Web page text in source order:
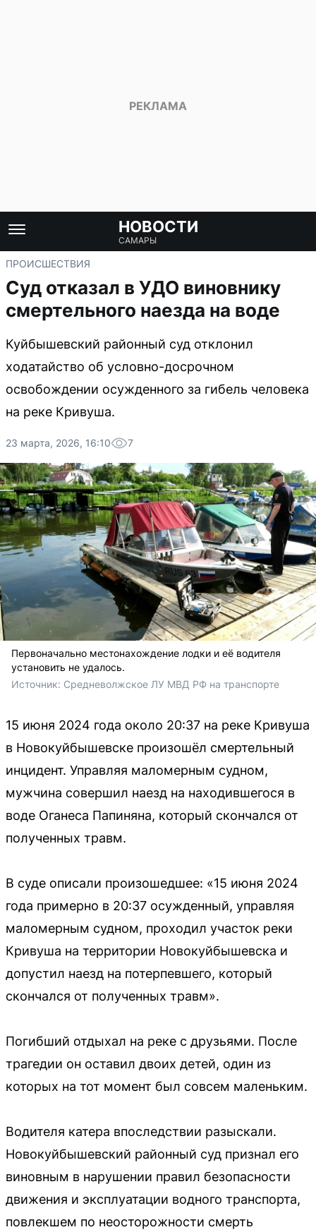
НОВОСТИ
САМАРЫ
ПРОИСШЕСТВИЯ
Суд отказал в УДО виновнику
смертельного наезда на воде
Куйбышевский районный суд отклонил
ходатайство об условно-досрочном
освобождении осужденного за гибель человека
на реке Кривуша.
23 марта, 2026, 16:10 7
Первоначально местонахождение лодки и её водителя
установить не удалось.
Источник: Средневолжское ЛУ МВД РФ на транспорте
15 июня 2024 года около 20:37 на реке Кривуша
в Новокуйбышевске произошёл смертельный
инцидент. Управляя маломерным судном,
мужчина совершил наезд на находившегося в
воде Оганеса Папиняна, который скончался от
полученных травм.
В суде описали произошедшее: «15 июня 2024
года примерно в 20:37 осужденный, управляя
маломерным судном, проходил участок реки
Кривуша на территории Новокуйбышевска и
допустил наезд на потерпевшего, который
скончался от полученных травм».
Погибший отдыхал на реке с друзьями. После
трагедии он оставил двоих детей, один из
которых на тот момент был совсем маленьким.
Водителя катера впоследствии разыскали.
Новокуйбышевский районный суд признал его
виновным в нарушении правил безопасности
движения и эксплуатации водного транспорта,
повлекшем по неосторожности смерть